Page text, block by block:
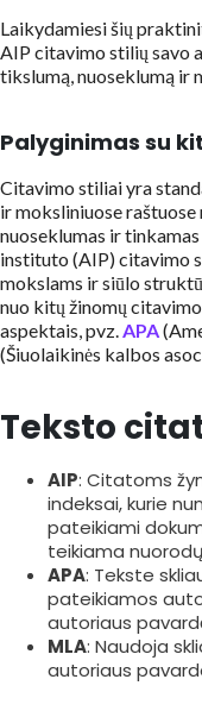
Laikydamiesi šių
AIP citavimo stilių savo
tikslumą, nuoseklumą ir
Palyginimas su
Citavimo stiliai yra
ir moksliniuose
nuoseklumas ir
instituto (AIP) citavimo
mokslams ir siūlo
nuo kitų žinomų
aspektais, pvz.APA
(Šiuolaikinės kalbos
Teksto
AIP: Citatoms
indeksai, kurie
pateikiami
teikiama
APA: Tekste
pateikiamos
autoriaus
MLA: Naudoja
autoriaus